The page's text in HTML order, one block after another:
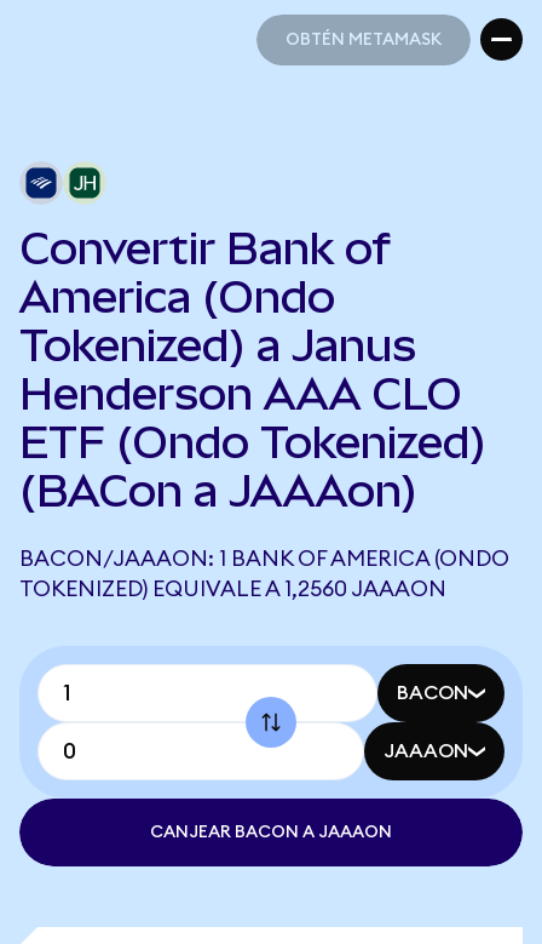
OBTÉN METAMASK
Convertir Bank of
America (Ondo
Tokenized) a Janus
Henderson AAA CLO
ETF (Ondo Tokenized)
(BACon a JAAAon)
BACON/JAAAON: 1 BANK OF AMERICA (ONDO
TOKENIZED) EQUIVALE A 1,2560 JAAAON
BACON
JAAAON
CANJEAR BACON A JAAAON